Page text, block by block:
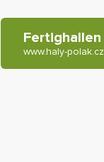
Fertighallen
www.haly-polak.cz